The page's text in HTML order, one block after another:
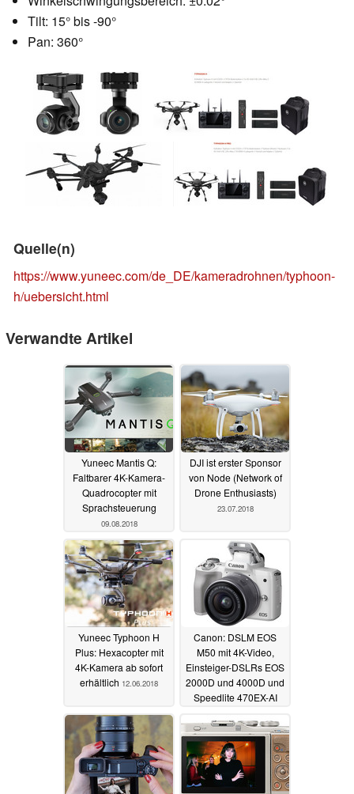
Tilt: 15° bis -90°
Pan: 360°
Quelle(n)
https://www.yuneec.com/de_DE/kameradrohnen/typhoon-
h/uebersicht.html
Verwandte Artikel
Yuneec Mantis Q:
Faltbarer 4K-Kamera-
Quadrocopter mit
Sprachsteuerung
09.08.2018
DJI ist erster Sponsor
von Node (Network of
Drone Enthusiasts)
23.07.2018
Yuneec Typhoon H
Plus: Hexacopter mit
4K-Kamera ab sofort
erhältlich 12.06.2018
Canon: DSLM EOS
M50 mit 4K-Video,
Einsteiger-DSLRs EOS
2000D und 4000D und
Speedlite 470EX-AI